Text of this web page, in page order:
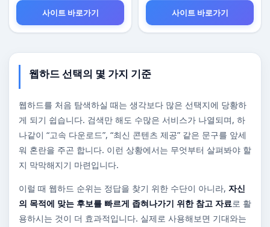
사이트 바로가기
사이트 바로가기
웹하드 선택의 몇 가지 기준
웹하드를 처음 탐색하실 때는 생각보다 많은 선택지에 당황하
게 되기 쉽습니다. 검색만 해도 수많은 서비스가 나열되며, 하
나같이 “고속 다운로드”, “최신 콘텐츠 제공” 같은 문구를 앞세
워 혼란을 주곤 합니다. 이런 상황에서는 무엇부터 살펴봐야 할
지 막막해지기 마련입니다.
이럴 때 웹하드 순위는 정답을 찾기 위한 수단이 아니라, 자신
의 목적에 맞는 후보를 빠르게 좁혀나가기 위한 참고 자료로 활
용하시는 것이 더 효과적입니다. 실제로 사용해보면 기대와는